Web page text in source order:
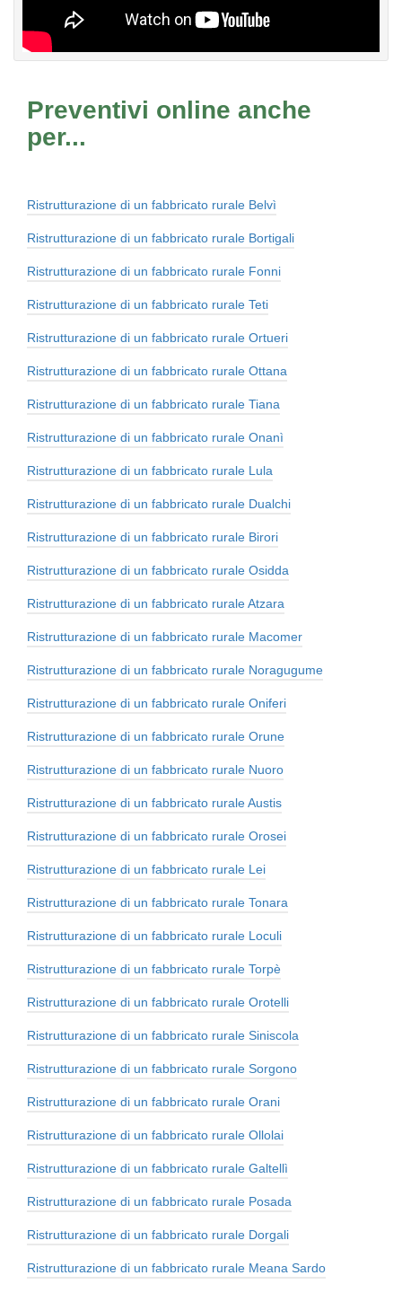
Preventivi online anche
per...
Ristrutturazione di un fabbricato rurale Belvì
Ristrutturazione di un fabbricato rurale Bortigali
Ristrutturazione di un fabbricato rurale Fonni
Ristrutturazione di un fabbricato rurale Teti
Ristrutturazione di un fabbricato rurale Ortueri
Ristrutturazione di un fabbricato rurale Ottana
Ristrutturazione di un fabbricato rurale Tiana
Ristrutturazione di un fabbricato rurale Onanì
Ristrutturazione di un fabbricato rurale Lula
Ristrutturazione di un fabbricato rurale Dualchi
Ristrutturazione di un fabbricato rurale Birori
Ristrutturazione di un fabbricato rurale Osidda
Ristrutturazione di un fabbricato rurale Atzara
Ristrutturazione di un fabbricato rurale Macomer
Ristrutturazione di un fabbricato rurale Noragugume
Ristrutturazione di un fabbricato rurale Oniferi
Ristrutturazione di un fabbricato rurale Orune
Ristrutturazione di un fabbricato rurale Nuoro
Ristrutturazione di un fabbricato rurale Austis
Ristrutturazione di un fabbricato rurale Orosei
Ristrutturazione di un fabbricato rurale Lei
Ristrutturazione di un fabbricato rurale Tonara
Ristrutturazione di un fabbricato rurale Loculi
Ristrutturazione di un fabbricato rurale Torpè
Ristrutturazione di un fabbricato rurale Orotelli
Ristrutturazione di un fabbricato rurale Siniscola
Ristrutturazione di un fabbricato rurale Sorgono
Ristrutturazione di un fabbricato rurale Orani
Ristrutturazione di un fabbricato rurale Ollolai
Ristrutturazione di un fabbricato rurale Galtellì
Ristrutturazione di un fabbricato rurale Posada
Ristrutturazione di un fabbricato rurale Dorgali
Ristrutturazione di un fabbricato rurale Meana Sardo